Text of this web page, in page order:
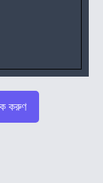
করুণ